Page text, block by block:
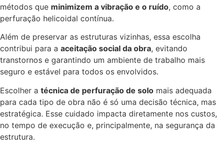
métodos que minimizem a vibração e o ruído, como a
perfuração helicoidal contínua.
Além de preservar as estruturas vizinhas, essa escolha
contribui para a aceitação social da obra, evitando
transtornos e garantindo um ambiente de trabalho mais
seguro e estável para todos os envolvidos.
Escolher a técnica de perfuração de solo mais adequada
para cada tipo de obra não é só uma decisão técnica, mas
estratégica. Esse cuidado impacta diretamente nos custos,
no tempo de execução e, principalmente, na segurança da
estrutura.